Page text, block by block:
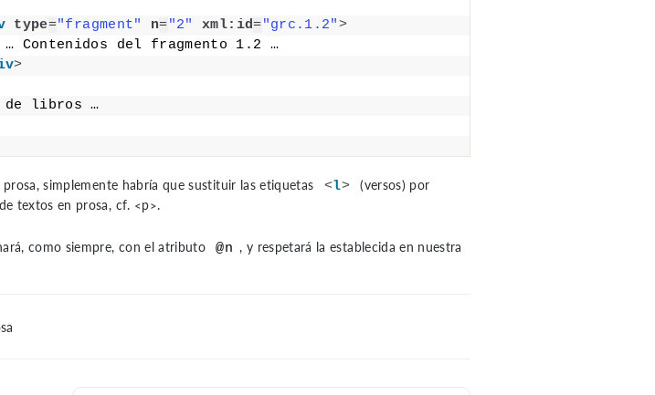
type="fragment" n="2" xml:id="grc.1.2">
Contenidos del fragmento 1.2 …
>
de libros …
simplemente habría que sustituir las etiquetas <l> (versos) por
textos en prosa, cf. <p>.
como siempre, con el atributo @n , y respetará la establecida en nuestra